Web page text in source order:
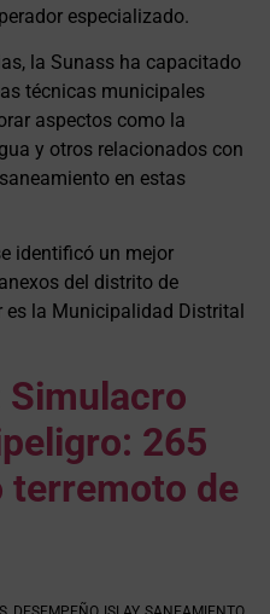
especializado.
la Sunass ha capacitado
técnicas municipales
aspectos como la
y otros relacionados con
en estas
identificó un mejor
del distrito de
es la Municipalidad Distrital
Simulacro
265
terremoto de